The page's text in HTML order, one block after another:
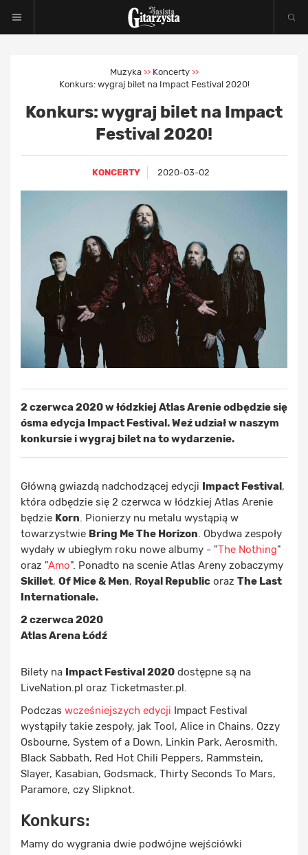
Muzyka >> Koncerty >>
Konkurs: wygraj bilet na Impact Festival 2020!
Konkurs: wygraj bilet na Impact
Festival 2020!
KONCERTY 2020-03-02
2 czerwca 2020 w łódzkiej Atlas Arenie odbędzie się
ósma edycja Impact Festival. Weź udział w naszym
konkursie i wygraj bilet na to wydarzenie.
Główną gwiazdą nadchodzącej edycji Impact Festival ,
która odbędzie się 2 czerwca w łódzkiej Atlas Arenie
będzie Korn. Pionierzy nu metalu wystąpią w
towarzystwie Bring Me The Horizon. Obydwa zespoły
wydały w ubiegłym roku nowe albumy - "The Nothing"
oraz "Amo". Ponadto na scenie Atlas Areny zobaczymy
Skillet, Of Mice & Men, Royal Republic oraz The Last
Internationale.
2 czerwca 2020
Atlas Arena Łódź
Bilety na Impact Festival 2020 dostępne są na
LiveNation.pl oraz Ticketmaster.pl.
Podczas wcześniejszych edycji Impact Festival
wystąpiły takie zespoły, jak Tool, Alice in Chains, Ozzy
Osbourne, System of a Down, Linkin Park, Aerosmith,
Black Sabbath, Red Hot Chili Peppers, Rammstein,
Slayer, Kasabian, Godsmack, Thirty Seconds To Mars,
Paramore, czy Slipknot.
Konkurs:
Mamy do wygrania dwie podwójne wejściówki